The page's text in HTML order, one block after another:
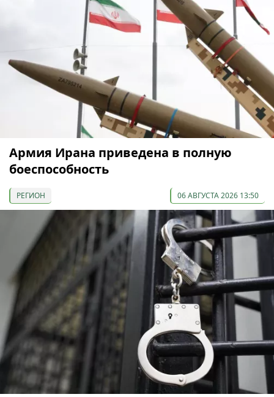
Армия Ирана приведена в полную
боеспособность
РЕГИОН 06 АВГУСТА 2026 13:50